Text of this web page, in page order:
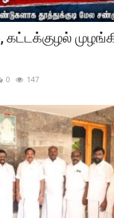
கட்டக்குழல்
0 147